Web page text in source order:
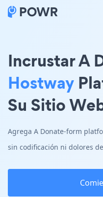
Incrustar A
Hostway
Su Sitio
Agrega A Donate-form
sin codificación ni dolores